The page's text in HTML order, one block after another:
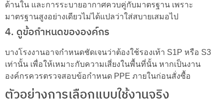
ด้านใน และการระบายอากาศควบคู่กับมาตรฐาน เพราะ
มาตรฐานสูงอย่างเดียวไม่ได้แปลว่าใส่สบายเสมอไป
4. ดูข้อกำหนดขององค์กร
บางโรงงานอาจกำหนดชัดเจนว่าต้องใช้รองเท้า S1P หรือ S3
เท่านั้น เพื่อให้เหมาะกับความเสี่ยงในพื้นที่นั้น หากเป็นงาน
องค์กรควรตรวจสอบข้อกำหนด PPE ภายในก่อนสั่งซื้อ
ตัวอย่างการเลือกแบบใช้งานจริง